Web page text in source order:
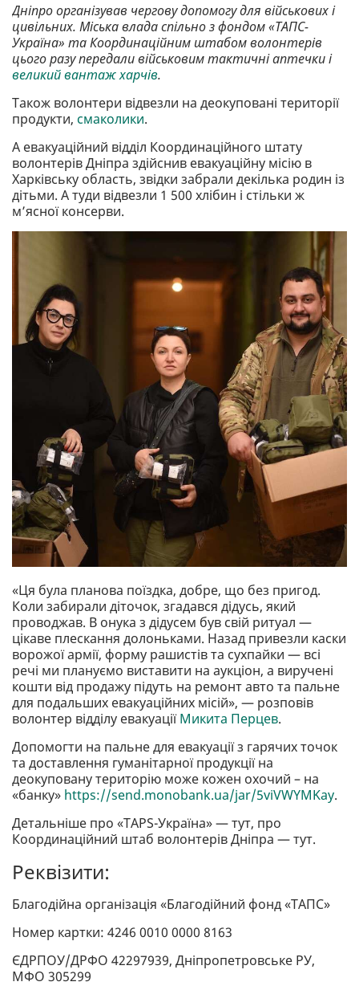
Дніпро організував чергову допомогу для військових і
цивільних. Міська влада спільно з фондом «ТАПС-
Україна» та Координаційним штабом волонтерів
цього разу передали військовим тактичні аптечки і
великий вантаж харчів.
Також волонтери відвезли на деокуповані території
продукти, смаколики.
А евакуаційний відділ Координаційного штату
волонтерів Дніпра здійснив евакуаційну місію в
Харківську область, звідки забрали декілька родин із
дітьми. А туди відвезли 1 500 хлібин і стільки ж
м’ясної консерви.
«Ця була планова поїздка, добре, що без пригод.
Коли забирали діточок, згадався дідусь, який
проводжав. В онука з дідусем був свій ритуал —
цікаве плескання долоньками. Назад привезли каски
ворожої армії, форму рашистів та сухпайки — всі
речі ми плануємо виставити на аукціон, а виручені
кошти від продажу підуть на ремонт авто та пальне
для подальших евакуаційних місій», — розповів
волонтер відділу евакуаціїМикита Перцев.
Допомогти на пальне для евакуації з гарячих точок
та доставлення гуманітарної продукції на
деокуповану територію може кожен охочий – на
«банку» https://send.monobank.ua/jar/5viVWYMKay.
Детальніше про «TAPS-Україна» — тут, про
Координаційний штаб волонтерів Дніпра — тут.
Реквізити:
Благодійна організація «Благодійний фонд «ТАПС»
Номер картки: 4246 0010 0000 8163
ЄДРПОУ/ДРФО 42297939, Дніпропетровське РУ,
МФО 305299